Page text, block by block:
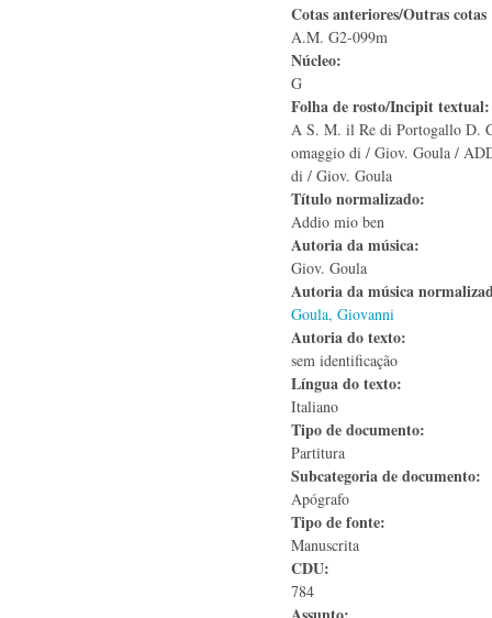
Cotas anteriores/Outras
A.M. G2-099m
Núcleo:
G
Folha de rosto/Incipit
A S. M. il Re di Portogallo D.
omaggio di / Giov. Goula /
di / Giov. Goula
Título normalizado:
Addio mio ben
Autoria da música:
Giov. Goula
Autoria da música
Goula, Giovanni
Autoria do texto:
sem identificação
Língua do texto:
Italiano
Tipo de documento:
Partitura
Subcategoria de documento:
Apógrafo
Tipo de fonte:
Manuscrita
CDU:
784